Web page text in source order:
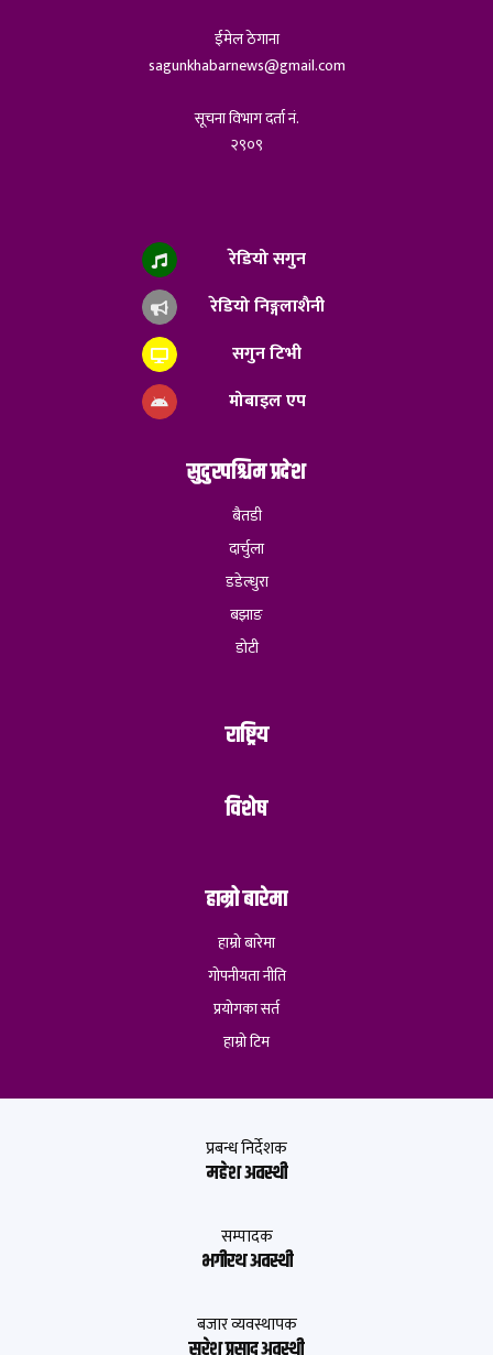
ईमेल ठेगाना
sagunkhabarnews@gmail.com
सूचना विभाग दर्ता नं.
२९०९
रेडियो सगुन
रेडियो निङ्गलाशैनी
सगुन टिभी
मोबाइल एप
सुदुरपश्चिम प्रदेश
बैतडी
दार्चुला
डडेल्धुरा
बझाङ
डोटी
राष्ट्रिय
विशेष
हाम्रो बारेमा
हाम्रो बारेमा
गोपनीयता नीति
प्रयोगका सर्त
हाम्रो टिम
प्रबन्ध निर्देशक
महेश अवस्थी
सम्पादक
भगीरथ अवस्थी
बजार व्यवस्थापक